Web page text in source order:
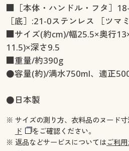
■［本体・ハンドル・フタ］
［底］:21-0ステンレス ［ツマ
■サイズ(約cm)/幅25.5×奥行
11.5)×深さ9.5
■重量/約390g
●容量(約)/満水750ml、適正
●日本製
※ サイズの測り方、衣料品のヌード
ド
をご確認ください。
※ 返品などサービスについてはご利